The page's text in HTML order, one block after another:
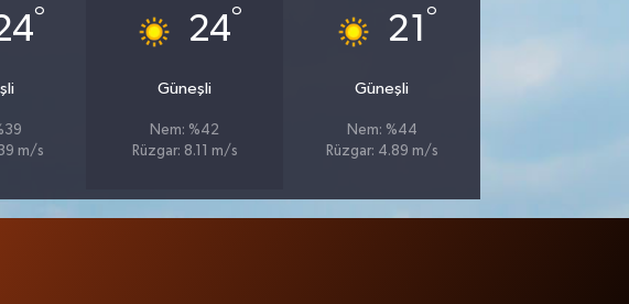
°
m/s
24°
Güneşli
Nem: %42
Rüzgar: 8.11 m/s
21 °
Güneşli
Nem: %44
Rüzgar: 4.89 m/s